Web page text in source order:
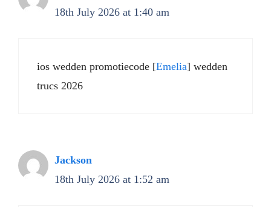
18th July 2026 at 1:40 am
ios wedden promotiecode [Emelia] wedden
trucs 2026
Jackson
18th July 2026 at 1:52 am